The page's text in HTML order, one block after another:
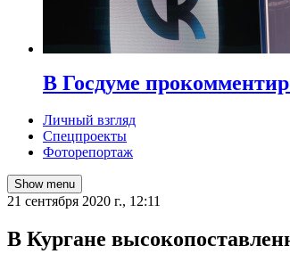
В Госдуме
Личный взгляд
Спецпроекты
Фоторепортаж
Show menu
21 сентября 2020 г., 12:11
В Кургане